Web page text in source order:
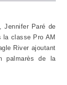
Jennifer Paré de
la classe Pro AM
River ajoutant
palmarès de la